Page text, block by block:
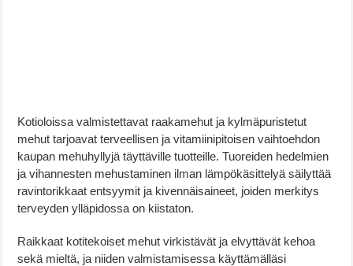
Kotioloissa valmistettavat raakamehut ja kylmäpuristetut
mehut tarjoavat terveellisen ja vitamiinipitoisen vaihtoehdon
kaupan mehuhyllyjä täyttäville tuotteille. Tuoreiden hedelmien
ja vihannesten mehustaminen ilman lämpökäsittelyä säilyttää
ravintorikkaat entsyymit ja kivennäisaineet, joiden merkitys
terveyden ylläpidossa on kiistaton.
Raikkaat kotitekoiset mehut virkistävät ja elvyttävät kehoa
sekä mieltä, ja niiden valmistamisessa käyttämälläsi